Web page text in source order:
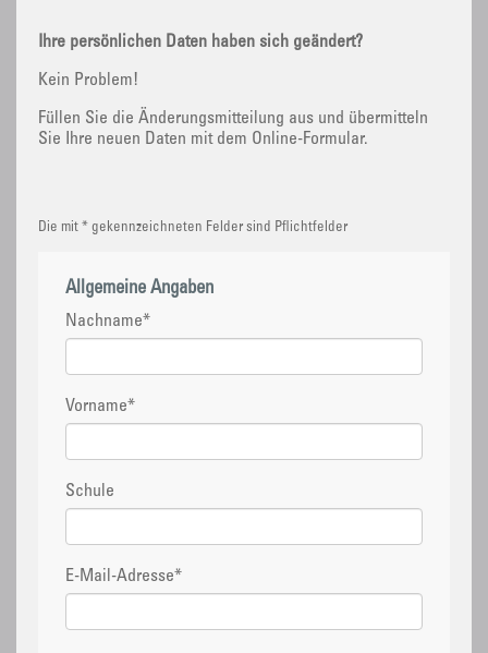
Ihre persönlichen Daten haben sich geändert?
Kein Problem!
Füllen Sie die Änderungsmitteilung aus und übermitteln
Sie Ihre neuen Daten mit dem Online-Formular.
Die mit * gekennzeichneten Felder sind Pflichtfelder
Allgemeine Angaben
Nachname*
Vorname*
Schule
E-Mail-Adresse*